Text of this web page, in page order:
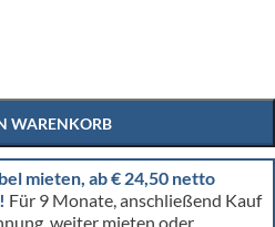
WARENKORB
mieten, ab € 24,50 netto
! Für 9 Monate, anschließend Kauf
weiter mieten oder